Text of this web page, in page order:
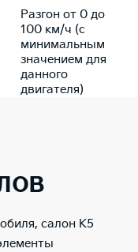
Разгон от 0 до
100 км/ч (с
минимальным
значением для
данного
двигателя)
салон K5